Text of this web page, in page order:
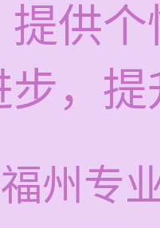
提供
步，
福州专